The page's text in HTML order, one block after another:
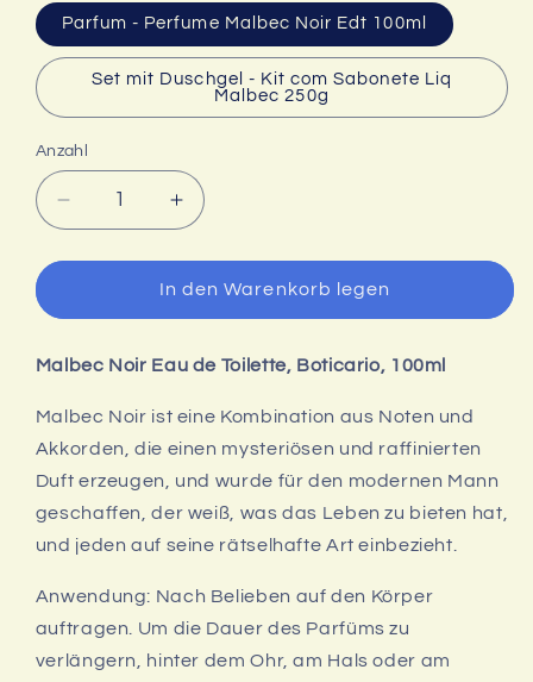
Parfum - Perfume Malbec Noir Edt 100ml
Set mit Duschgel - Kit com Sabonete Liq
Malbec 250g
Anzahl
Verringere
die
Noir
de
Boticario,
Erhöhe
die
für
Malbec
Noir
de
Boticario,
In den Warenkorb legen
Malbec Noir Eau de Toilette, Boticario, 100ml
Malbec Noir ist eine Kombination aus Noten und
Akkorden, die einen mysteriösen und raffinierten
Duft erzeugen, und wurde für den modernen Mann
geschaffen, der weiß, was das Leben zu bieten hat,
und jeden auf seine rätselhafte Art einbezieht.
Anwendung: Nach Belieben auf den Körper
auftragen. Um die Dauer des Parfüms zu
verlängern, hinter dem Ohr, am Hals oder am